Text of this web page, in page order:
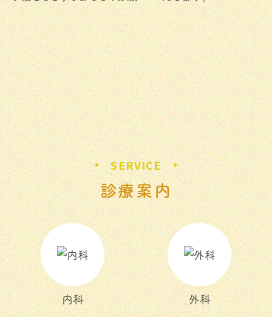
SERVICE
診療案内
内科 外科